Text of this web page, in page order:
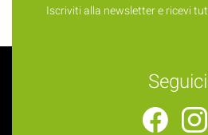
Iscriviti alla newsletter e ricevi
Seguici